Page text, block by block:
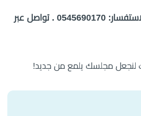
. تواصل عبر
لنجعل مجلسك يلمع من جديد!